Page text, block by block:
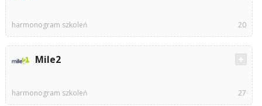
harmonogram szkoleń 20
Mile2
harmonogram szkoleń 27